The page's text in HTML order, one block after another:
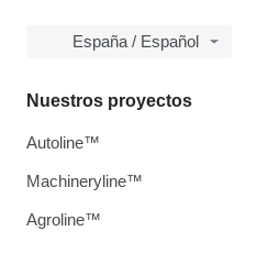
España / Español
Nuestros proyectos
Autoline™
Machineryline™
Agroline™